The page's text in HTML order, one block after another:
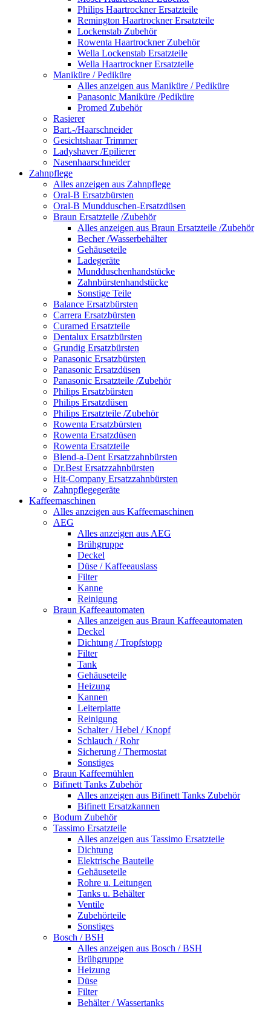
Philips Haartrockner Ersatzteile
Remington Haartrockner Ersatzteile
Lockenstab Zubehör
Rowenta Haartrockner Zubehör
Wella Lockenstab Ersatzteile
Wella Haartrockner Ersatzteile
Maniküre / Pediküre
Alles anzeigen aus Maniküre / Pediküre
Panasonic Maniküre /Pediküre
Promed Zubehör
Rasierer
Bart.-/Haarschneider
Gesichtshaar Trimmer
Ladyshaver /Epilierer
Nasenhaarschneider
Zahnpflege
Alles anzeigen aus Zahnpflege
Oral-B Ersatzbürsten
Oral-B Mundduschen-Ersatzdüsen
Braun Ersatzteile /Zubehör
Alles anzeigen aus Braun Ersatzteile /Zubehör
Becher /Wasserbehälter
Gehäuseteile
Ladegeräte
Mundduschenhandstücke
Zahnbürstenhandstücke
Sonstige Teile
Balance Ersatzbürsten
Carrera Ersatzbürsten
Curamed Ersatzteile
Dentalux Ersatzbürsten
Grundig Ersatzbürsten
Panasonic Ersatzbürsten
Panasonic Ersatzdüsen
Panasonic Ersatzteile /Zubehör
Philips Ersatzbürsten
Philips Ersatzdüsen
Philips Ersatzteile /Zubehör
Rowenta Ersatzbürsten
Rowenta Ersatzdüsen
Rowenta Ersatzteile
Blend-a-Dent Ersatzzahnbürsten
Dr.Best Ersatzzahnbürsten
Hit-Company Ersatzzahnbürsten
Zahnpflegegeräte
Kaffeemaschinen
Alles anzeigen aus Kaffeemaschinen
AEG
Alles anzeigen aus AEG
Brühgruppe
Deckel
Düse / Kaffeeauslass
Filter
Kanne
Reinigung
Braun Kaffeeautomaten
Alles anzeigen aus Braun Kaffeeautomaten
Deckel
Dichtung / Tropfstopp
Filter
Tank
Gehäuseteile
Heizung
Kannen
Leiterplatte
Reinigung
Schalter / Hebel / Knopf
Schlauch / Rohr
Sicherung / Thermostat
Sonstiges
Braun Kaffeemühlen
Bifinett Tanks Zubehör
Alles anzeigen aus Bifinett Tanks Zubehör
Bifinett Ersatzkannen
Bodum Zubehör
Tassimo Ersatzteile
Alles anzeigen aus Tassimo Ersatzteile
Dichtung
Elektrische Bauteile
Gehäuseteile
Rohre u. Leitungen
Tanks u. Behälter
Ventile
Zubehörteile
Sonstiges
Bosch / BSH
Alles anzeigen aus Bosch / BSH
Brühgruppe
Heizung
Düse
Filter
Behälter / Wassertanks